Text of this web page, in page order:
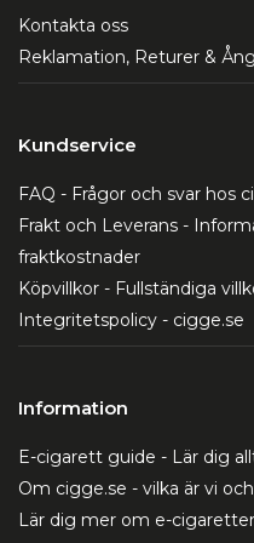
Kontakta oss
Reklamation, Returer &
Kundservice
FAQ - Frågor och svar hos
Frakt och Leverans -
fraktkostnader
Köpvillkor - Fullständiga
Integritetspolicy - cigge.se
Information
E-cigarett guide - Lär dig
Om cigge.se - vilka är vi
Lär dig mer om e-